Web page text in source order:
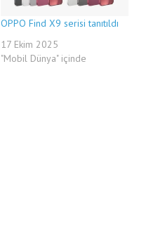
OPPO Find X9 serisi tanıtıldı
17 Ekim 2025
"Mobil Dünya" içinde